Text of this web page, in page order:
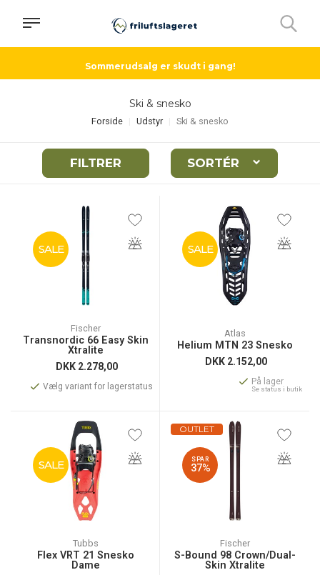
Sommerudsalg er skudt i gang!
Ski & snesko
Forside Udstyr Ski & snesko
FILTRER SORTÉR
SALE
Fischer
Transnordic 66 Easy Skin
Xtralite
DKK 2.278,00
Vælg variant for lagerstatus
SALE
Atlas
Helium MTN 23 Snesko
DKK 2.152,00
På lager
Se status i butik
SALE
Tubbs
Flex VRT 21 Snesko
Dame
OUTLET
SPAR
37%
Fischer
S-Bound 98 Crown/Dual-
Skin Xtralite